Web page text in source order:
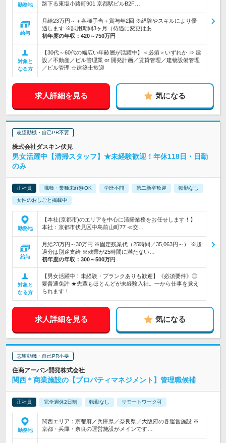
勤務地
路下る東塩小路町901 京都駅ビルB2F…
給与
月給23万円～＋各種手当＋賞与年2回 ※経験やスキルにより優
遇します ※試用期間3ヶ月（待遇に変更はあ…
初年度の年収： 420～750万円
対象と
なる方
【30代～60代の幅広い年齢層が活躍中】＜必須＞いずれか ⇒ 建
設／不動産／ビル管理業 or 開発計画／賃貸管理／建物設備管理
／ビル管理 ☆建築士歓迎
求人詳細を見る 気になる
志望動機・自己PR不要
株式会社ダスキン伏見
男女活躍中【清掃スタッフ】★未経験歓迎！年休118日・日勤
のみ
正社員 職種・業種未経験OK 学歴不問 第二新卒歓迎 転勤なし
女性のおしごと掲載中
勤務地
【本社(京都市)のエリアを中心に清掃業務をお任せします！】
本社：京都市伏見区中島前山町77 ≪交…
給与
月給23万円～30万円 ※固定残業代（25時間／35,063円～） ※超
過分は別途支給 ※残業が25時間に満たない…
初年度の年収： 300～500万円
対象と
なる方
【男女活躍中！未経験・ブランクありも歓迎】《必須要件》◎
要普通免許 ★先輩もほとんどが未経験入社。一から仕事を覚え
られます！
求人詳細を見る 気になる
志望動機・自己PR不要
住商アーバン開発株式会社
関西＊商業施設の【プロパティマネジメント】管理職候補
正社員 完全週休2日制 転勤なし リモートワーク可
勤務地
関西エリア：京都府／兵庫県／奈良県／大阪府の各運営施設 ※
京都・兵庫・奈良の運営施設がメインです…